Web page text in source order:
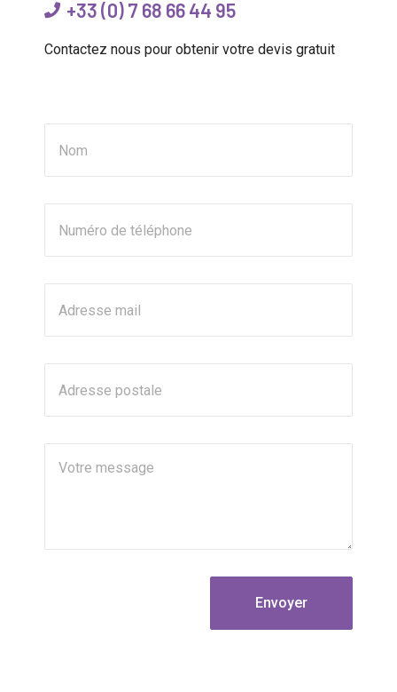
+33 (0) 7 68 66 44 95
Contactez nous pour obtenir votre devis gratuit
Envoyer